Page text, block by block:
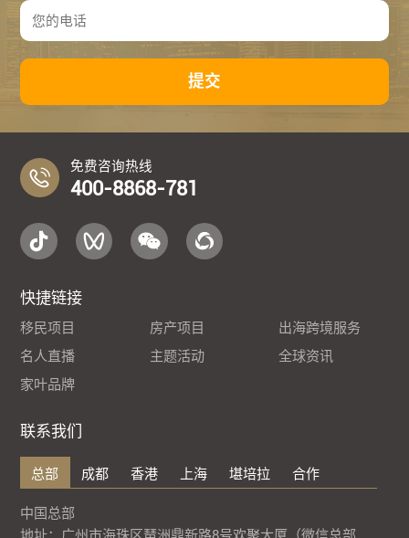
提交
免费咨询热线
400-8868-781
快捷链接
移民项目 房产项目
出海跨境服务
名人直播
主题活动
全球资讯
家叶品牌
联系我们
总部 成都 香港 上海 堪培拉 合作
中国总部